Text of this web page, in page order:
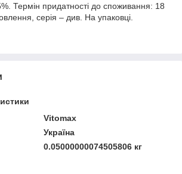
Термін придатності до споживання: 18
серія – див. На упаковці.
Vitomax
Україна
0.05000000074505806 кг